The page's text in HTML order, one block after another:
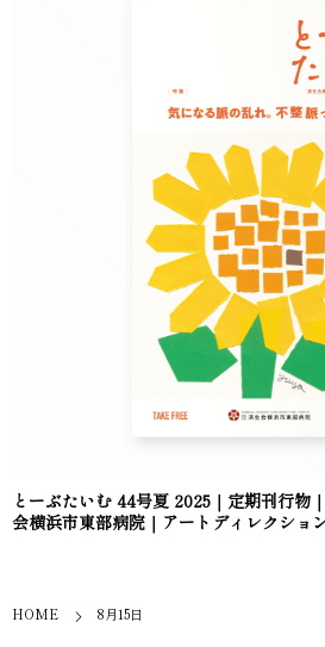
とーぶたいむ 44号夏 2025｜定期刊行物
会横浜市東部病院｜アートディレクショ
HOME 8月15日